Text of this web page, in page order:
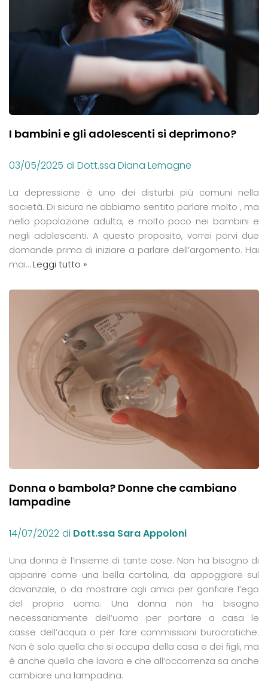
I bambini e gli adolescenti si deprimono?
03/05/2025 di Dott.ssa Diana Lemagne
La depressione è uno dei disturbi più comuni nella
società. Di sicuro ne abbiamo sentito parlare molto , ma
nella popolazione adulta, e molto poco nei bambini e
negli adolescenti. A questo proposito, vorrei porvi due
domande prima di iniziare a parlare dell’argomento. Hai
mai…Leggi tutto »
Donna o bambola? Donne che cambiano
lampadine
14/07/2022 di Dott.ssa Sara Appoloni
Una donna è l’insieme di tante cose. Non ha bisogno di
apparire come una bella cartolina, da appoggiare sul
davanzale, o da mostrare agli amici per gonfiare l’ego
del proprio uomo. Una donna non ha bisogno
necessariamente dell’uomo per portare a casa le
casse dell’acqua o per fare commissioni burocratiche.
Non è solo quella che si occupa della casa e dei figli, ma
è anche quella che lavora e che all’occorrenza sa anche
cambiare una lampadina.